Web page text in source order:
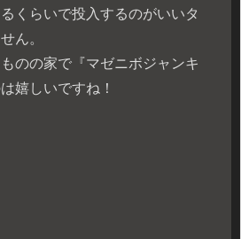
くらいで投入するのがいいタ
ん。
のの家で『マゼニボジャンキ
嬉しいですね！